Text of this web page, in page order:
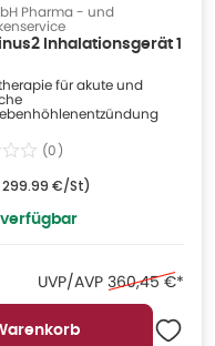
Pharma - und
Inhalationsgerät 1
für akute und
(0)
299.99 €/St)
UVP/AVP Ehemaliger
360,45 €*